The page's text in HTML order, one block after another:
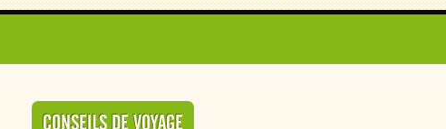
CONSEILS DE VOYAGE